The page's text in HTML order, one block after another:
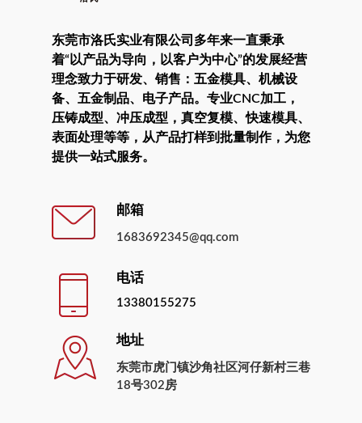
东莞市洛氏实业有限公司多年来一直秉承
着“以产品为导向，以客户为中心”的发展经营
理念致力于研发、销售：五金模具、机械设
备、五金制品、电子产品。专业CNC加工，
压铸成型、冲压成型，真空复模、快速模具、
表面处理等等，从产品打样到批量制作，为您
提供一站式服务。
邮箱
1683692345@qq.com
电话
13380155275
地址
东莞市虎门镇沙角社区河仔新村三巷
18号302房